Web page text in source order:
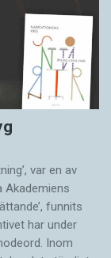
var en av
Akademiens
funnits
har under
Inom